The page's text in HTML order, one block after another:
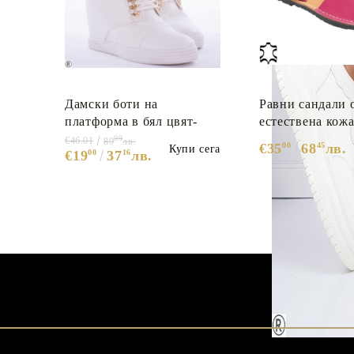
Дамски боти на
платформа в бял цвят-
Wendi White
€1900 3716лв.
€46.01 8999лв.
Купи сега
Равни сандали
естествена
€3500 6845лв.